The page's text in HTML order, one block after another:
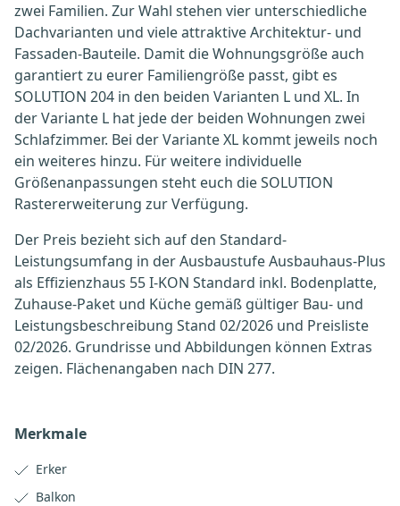
zwei Familien. Zur Wahl stehen vier unterschiedliche
Dachvarianten und viele attraktive Architektur- und
Fassaden-Bauteile. Damit die Wohnungsgröße auch
garantiert zu eurer Familiengröße passt, gibt es
SOLUTION 204 in den beiden Varianten L und XL. In
der Variante L hat jede der beiden Wohnungen zwei
Schlafzimmer. Bei der Variante XL kommt jeweils noch
ein weiteres hinzu. Für weitere individuelle
Größenanpassungen steht euch die SOLUTION
Rastererweiterung zur Verfügung.
Der Preis bezieht sich auf den Standard-
Leistungsumfang in der Ausbaustufe Ausbauhaus-Plus
als Effizienzhaus 55 I-KON Standard inkl. Bodenplatte,
Zuhause-Paket und Küche gemäß gültiger Bau- und
Leistungsbeschreibung Stand 02/2026 und Preisliste
02/2026. Grundrisse und Abbildungen können Extras
zeigen. Flächenangaben nach DIN 277.
Merkmale
Erker
Balkon